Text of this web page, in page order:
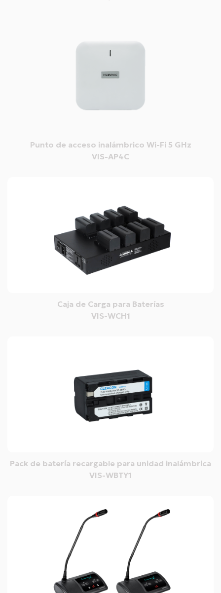
Punto de acceso inalámbrico Wi-Fi 5 GHz
VIS-AP4C
Caja de Carga para Baterías
VIS-WCH1
Pack de batería recargable para unidad inalámbrica
VIS-WBTY1